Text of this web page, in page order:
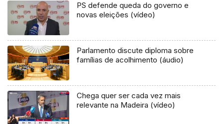
PS defende queda do governo e
novas eleições (vídeo)
Parlamento discute diploma sobre
famílias de acolhimento (áudio)
Chega quer ser cada vez mais
relevante na Madeira (vídeo)